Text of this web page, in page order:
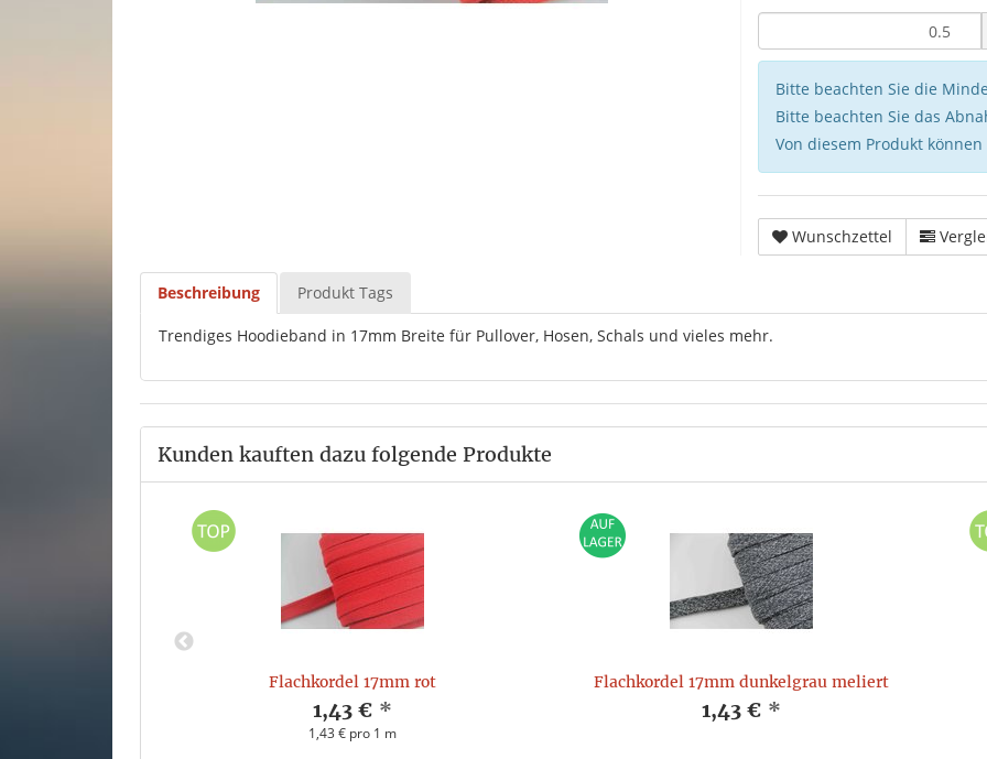
Bitte beachten Sie die
Bitte beachten Sie das
Von diesem Produkt
Wunschzettel
Beschreibung Produkt Tags
Trendiges Hoodieband in 17mm Breite für Pullover, Hosen, Schals und vieles mehr.
Kunden kauften dazu folgende Produkte
Flachkordel 17mm rot
1,43 € *
1,43 € pro 1 m
Flachkordel 17mm dunkelgrau meliert
1,43 € *